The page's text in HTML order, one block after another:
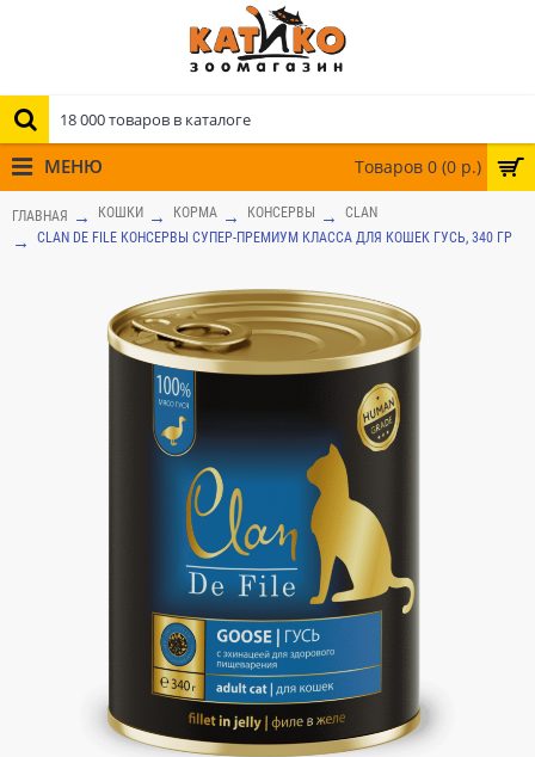
Товаров 0 (0 р.)
МЕНЮ
ГЛАВНАЯ КОШКИ КОРМА КОНСЕРВЫ
CLAN
CLAN DE FILE КОНСЕРВЫ СУПЕР-ПРЕМИУМ КЛАССА ДЛЯ КОШЕК ГУСЬ, 340 ГР